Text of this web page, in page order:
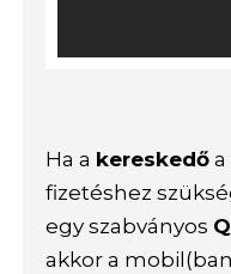
Ha a kereskedő a
fizetéshez
egy szabványos
akkor a